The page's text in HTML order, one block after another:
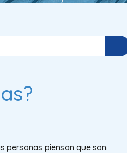
personas piensan que son